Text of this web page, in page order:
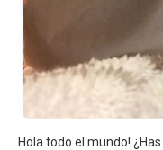
Hola todo el mundo!